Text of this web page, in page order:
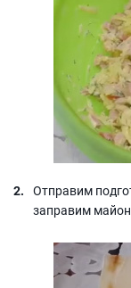
Отправим
заправим